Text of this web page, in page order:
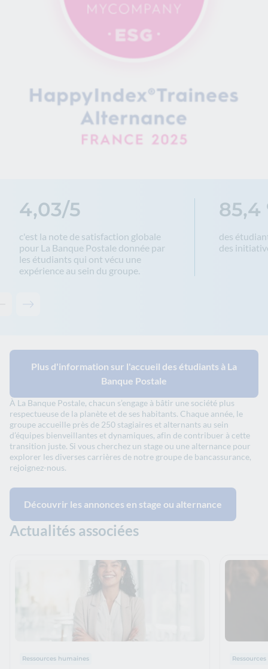
4,03/5
c'est la note de satisfaction globale
pour La Banque Postale donnée par
les étudiants qui ont vécu une
expérience au sein du groupe.
85,4
des
des
Contenu précédent - keyfiguresgroup-bf39667f24
Contenu suivant - keyfiguresgroup-bf39667f24
Plus d'information sur l'accueil des étudiants à La
Banque Postale
À La Banque Postale, chacun s’engage à bâtir une société plus
respectueuse de la planète et de ses habitants. Chaque année, le
groupe accueille près de 250 stagiaires et alternants au sein
d’équipes bienveillantes et dynamiques, afin de contribuer à cette
transition juste. Si vous cherchez un stage ou une alternance pour
explorer les diverses carrières de notre groupe de bancassurance,
rejoignez-nous.
Découvrir les annonces en stage ou alternance
Actualités associées
Thématiques : :
Ressources humaines